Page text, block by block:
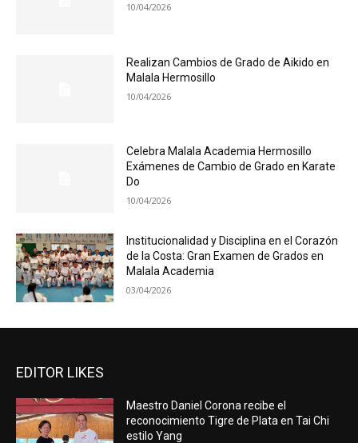
10/04/2026
Realizan Cambios de Grado de Aikido en
Malala Hermosillo
10/04/2026
Celebra Malala Academia Hermosillo
Exámenes de Cambio de Grado en Karate
Do
10/04/2026
Institucionalidad y Disciplina en el Corazón
de la Costa: Gran Examen de Grados en
Malala Academia
03/04/2026
EDITOR LIKES
Maestro Daniel Corona recibe el
reconocimiento Tigre de Plata en Tai Chi
estilo Yang